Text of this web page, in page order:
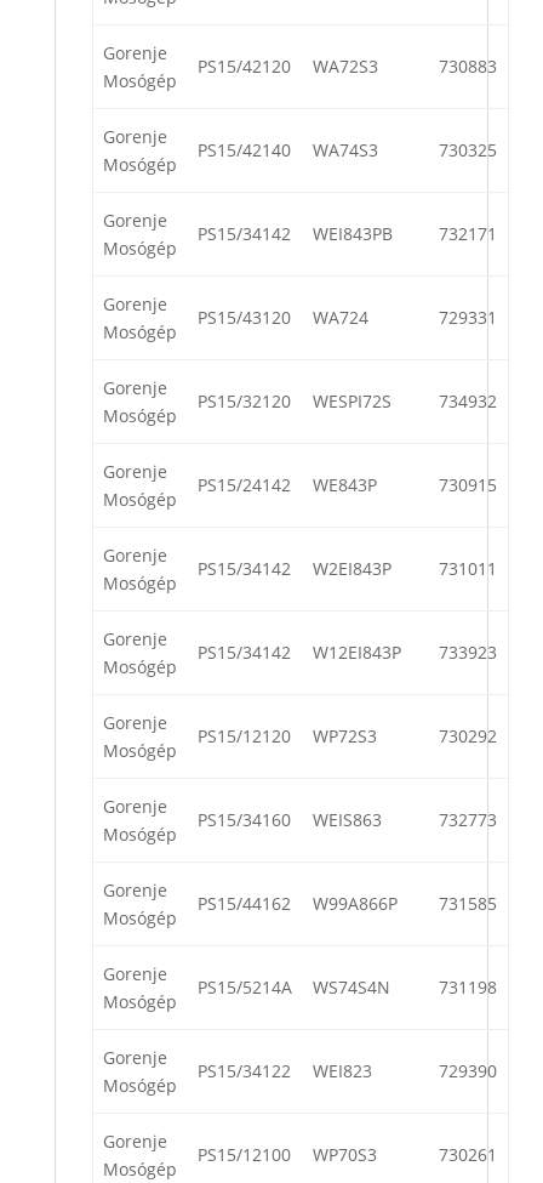
Gorenje
Mosógép
PS15/42120 WA72S3 730883
Gorenje
Mosógép
PS15/42140 WA74S3 730325
Gorenje
Mosógép
PS15/34142 WEI843PB 732171
Gorenje
Mosógép
PS15/43120 WA724 729331
Gorenje
Mosógép
PS15/32120 WESPI72S 734932
Gorenje
Mosógép
PS15/24142 WE843P 730915
Gorenje
Mosógép
PS15/34142 W2EI843P 731011
Gorenje
Mosógép
PS15/34142 W12EI843P 733923
Gorenje
Mosógép
PS15/12120 WP72S3 730292
Gorenje
Mosógép
PS15/34160 WEIS863 732773
Gorenje
Mosógép
PS15/44162 W99A866P 731585
Gorenje
Mosógép
PS15/5214A WS74S4N 731198
Gorenje
Mosógép
PS15/34122 WEI823 729390
Gorenje
Mosógép
PS15/12100 WP70S3 730261